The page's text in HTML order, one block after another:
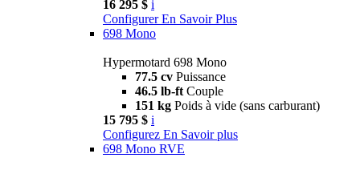
16 295 $ i
Configurer En Savoir Plus
698 Mono
Hypermotard 698 Mono
77.5 cv Puissance
46.5 lb-ft Couple
151 kg Poids à vide (sans carburant)
15 795 $ i
Configurez En Savoir plus
698 Mono RVE